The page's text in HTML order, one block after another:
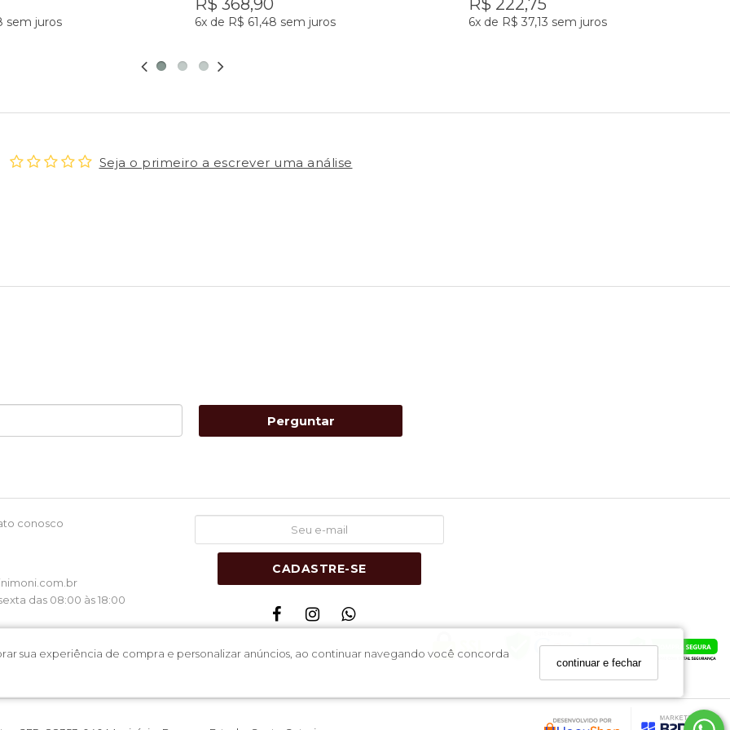
sua experiência de compra e personalizar anúncios, ao continuar navegando você concorda
continuar e fechar
sem juros 6x de R$ 61,48 sem juros 6x de R$ 37,13 sem juros
Seja o primeiro a escrever uma análise
Perguntar
conosco
das 08:00 às 18:00
CADASTRE-SE